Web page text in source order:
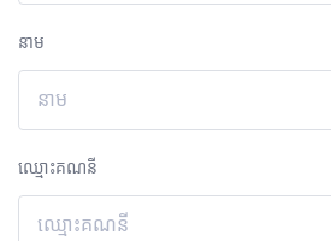
នាម
ឈ្មោះគណនី